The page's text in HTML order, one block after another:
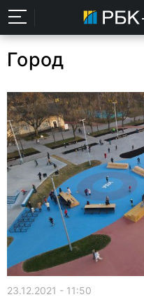
Город
23.12.2021 - 11:50